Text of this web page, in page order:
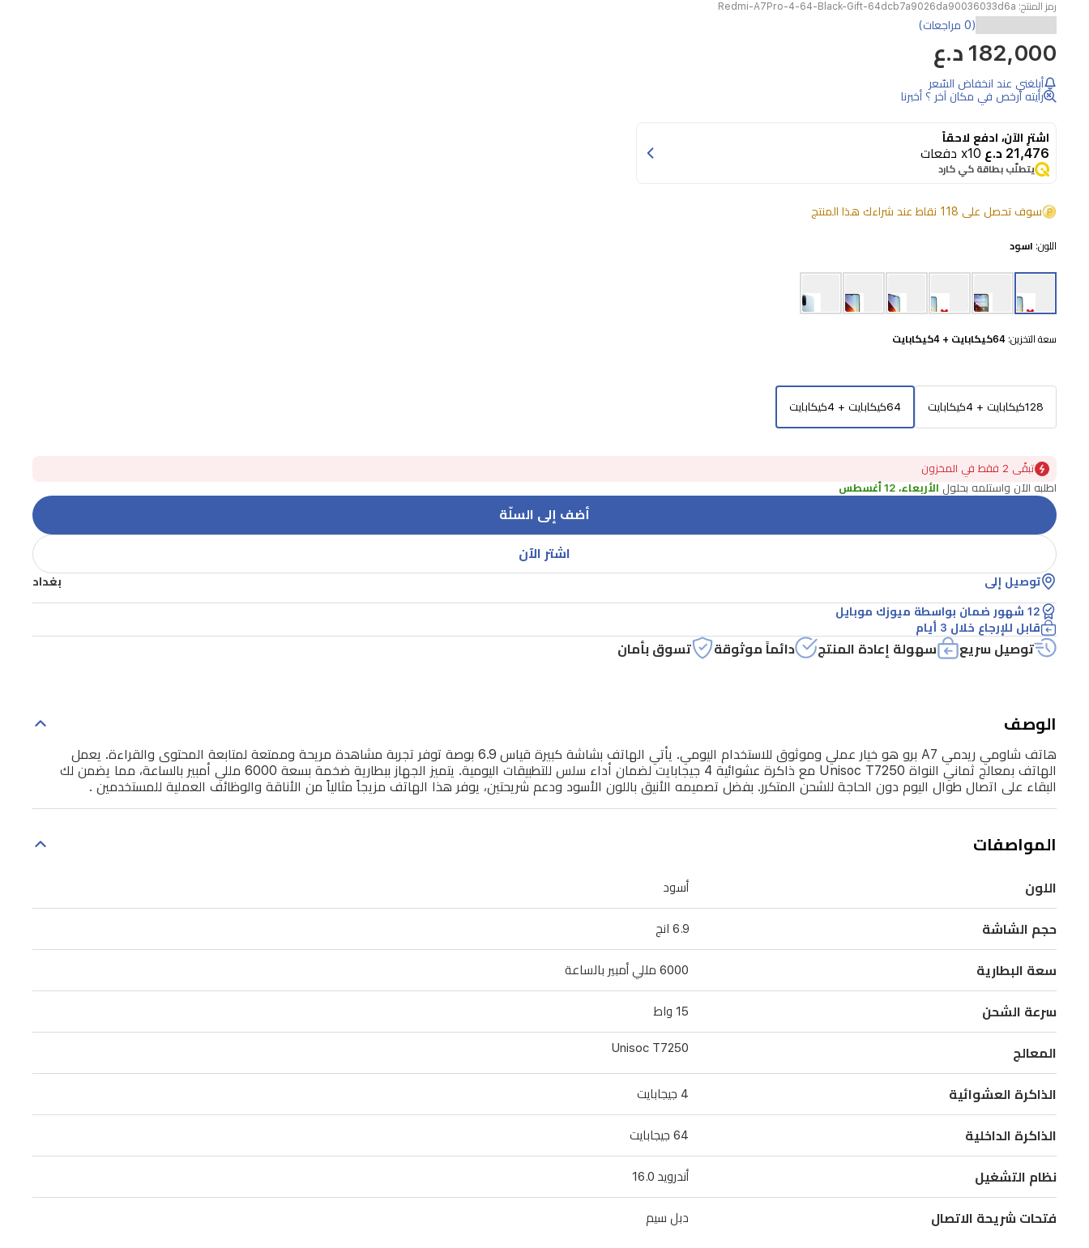
رمز المنتج: Redmi-A7Pro-4-64-Black-Gift-64dcb7a9026da90036033d6a
شاومي
ريدمي
A7
هو
خيار
وموثوق
اليومي.
الهاتف
تجربة
مشاهدة
مريحة
وممتعة
لمتابعة
المحتوى
والقراءة.
يعمل
الهاتف
النواة
Unisoc
T7250
مع
ذاكرة
عشوائية
أداء
سلس
للتطبيقات
يتميز
الجهاز
ببطارية
ضخمة
6000
مللي
أمبير
(0 مراجعات)
182,000 د.ع
أبلغني عند انخفاض السّعر
رأيته أرخص في مكان آخر ؟ أخبرنا
اشترِ الآن، ادفع لاحقاً
21,476 د.ع x10 دفعات
يتطلّب بطاقة كي كارد
سوف تحصل على 118 نقاط عند شراءك هذا المنتج
اللون: اسود
سعة التخزين: 64كيكابايت + 4كيكابايت
128كيكابايت + 4كيكابايت 64كيكابايت + 4كيكابايت
تبقًى 2 فقط في المخزون
اطلبه الآن واستلمه بحلول الأربعاء، 12 أغسطس
أضف إلى السلّة
اشتر الآن
توصيل إلى بغداد
12 شهور ضمان بواسطة ميوزك موبايل
قابل للإرجاع خلال 3 أيام
توصيل سريع سهولة إعادة المنتج دائماً موثوقة تسوق بأمان
الوصف
هاتف شاومي ريدمي A7 برو هو خيار عملي وموثوق للاستخدام اليومي. يأتي الهاتف بشاشة كبيرة قياس 6.9 بوصة توفر تجربة مشاهدة مريحة وممتعة لمتابعة المحتوى والقراءة. يعمل
الهاتف بمعالج ثماني النواة Unisoc T7250 مع ذاكرة عشوائية 4 جيجابايت لضمان أداء سلس للتطبيقات اليومية. يتميز الجهاز ببطارية ضخمة بسعة 6000 مللي أمبير بالساعة، مما يضمن لك
البقاء على اتصال طوال اليوم دون الحاجة للشحن المتكرر. بفضل تصميمه الأنيق باللون الأسود ودعم شريحتين، يوفر هذا الهاتف مزيجاً مثالياً من الأناقة والوظائف العملية للمستخدمين .
المواصفات
اللون أسود
حجم الشاشة 6.9 انج
سعة البطارية 6000 مللي أمبير بالساعة
سرعة الشحن 15 واط
المعالج Unisoc T7250
الذاكرة العشوائية 4 جيجابايت
الذاكرة الداخلية 64 جيجابايت
نظام التشغيل أندرويد 16.0
فتحات شريحة الاتصال دبل سيم